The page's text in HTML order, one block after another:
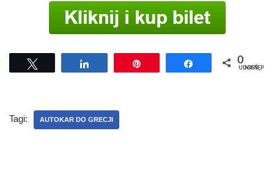
Udostępnij Udostępnij
0
UDOSTĘPNIEŃ
Tagi: AUTOKAR DO GRECJI